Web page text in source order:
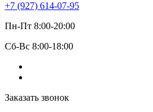
+7 (927) 614-07-95
Пн-Пт 8:00-20:00
Сб-Вс 8:00-18:00
Заказать звонок